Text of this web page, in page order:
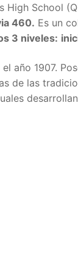
High School
460. Es un
3 niveles:
el año 1907.
de las